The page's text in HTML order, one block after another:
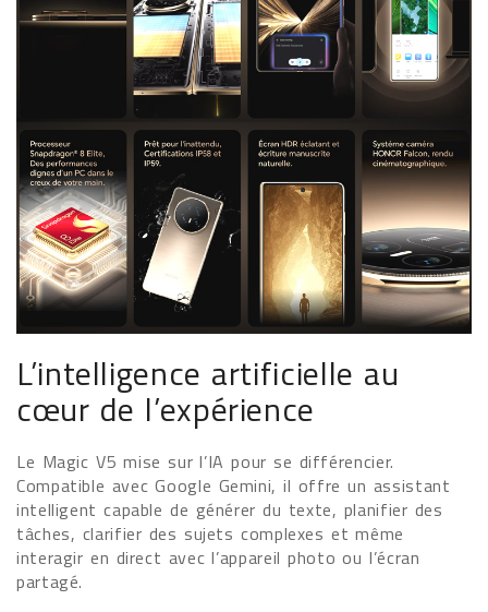
L’intelligence artificielle au
cœur de l’expérience
Le Magic V5 mise sur l’IA pour se différencier.
Compatible avec Google Gemini, il offre un assistant
intelligent capable de générer du texte, planifier des
tâches, clarifier des sujets complexes et même
interagir en direct avec l’appareil photo ou l’écran
partagé.